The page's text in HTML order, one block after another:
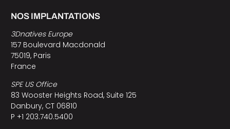
NOS IMPLANTATIONS
3Dnatives Europe
157 Boulevard Macdonald
75019, Paris
France
SPE US Office
83 Wooster Heights Road, Suite 125
Danbury, CT 06810
P +1 203.740.5400